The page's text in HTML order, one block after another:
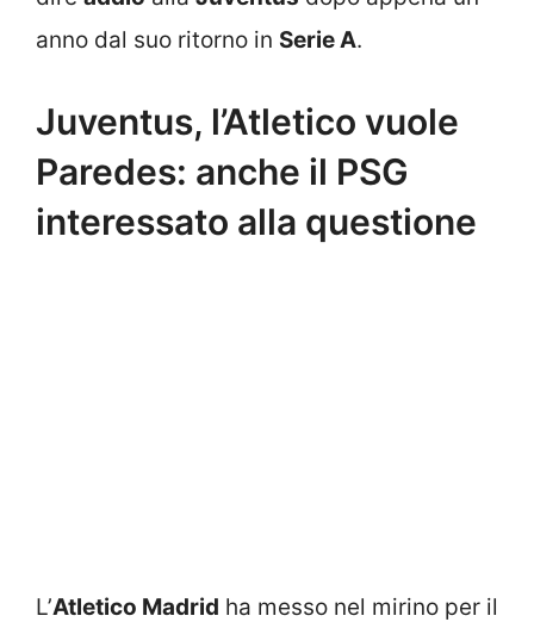
anno dal suo ritorno in Serie A.
Juventus, l’Atletico vuole
Paredes: anche il PSG
interessato alla questione
L’Atletico Madrid ha messo nel mirino per il